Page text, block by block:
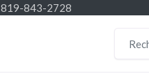
819-843-2728